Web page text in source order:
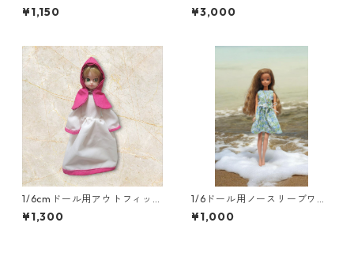
ト 着物二点セット 青緑の
花柄×白と緑の帯 シック ク
¥1,150
点セット 勇者風 一部難あ
り
¥3,000
1/6cmドール用アウトフィット
二点セット ふんわり袖のワ
ンピースとフードのセット R
¥1,300
1/6ドール用ノースリーブワン
ピース＆ネックレスセット
花柄 リゾートワンピース風
¥1,000